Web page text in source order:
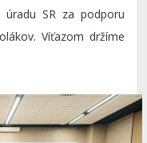
úradu SR za podporu
Víťazom držíme